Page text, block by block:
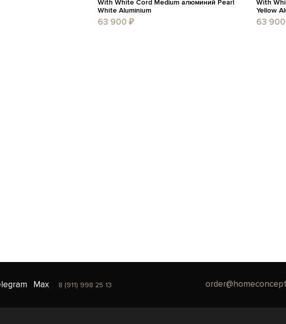
With White Cord Medium алюминий Pearl
White Aluminium
63 900 ₽
With
Yellow
63
Max 8 (911) 998 25 13